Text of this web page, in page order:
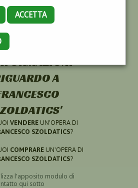
ACCETTA
CERCATO
A
VENDERE UN'OPERA DI
SZOLDATICS?
COMPRARE UN'OPERA DI
SZOLDATICS?
l'apposito modulo di
qui sotto